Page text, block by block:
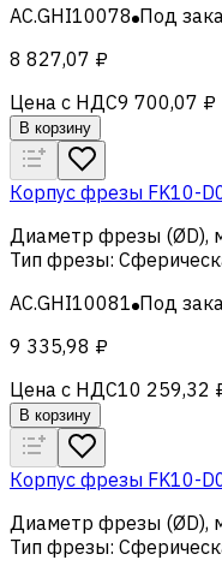
AC.GHI10078 Под
8 827,07 ₽
Цена с НДС9 700,07 ₽
В корзину
Корпус фрезы FK10-
Диаметр фрезы (ØD),
Тип фрезы:
AC.GHI10081 Под
9 335,98 ₽
Цена с НДС10 259,32
В корзину
Корпус фрезы FK10-
Диаметр фрезы (ØD),
Тип фрезы: